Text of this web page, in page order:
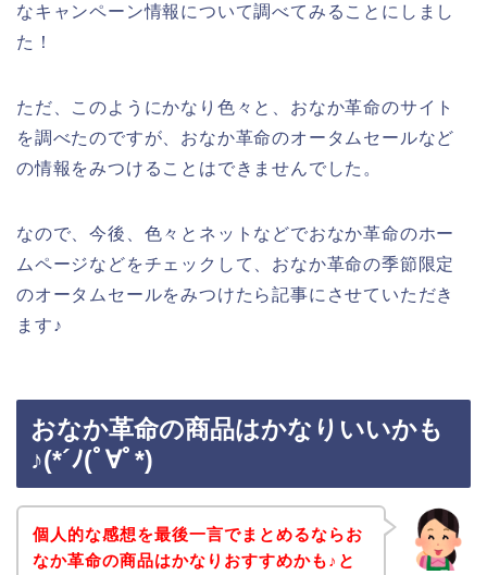
なキャンペーン情報について調べてみることにしまし
た！
ただ、このようにかなり色々と、おなか革命のサイト
を調べたのですが、おなか革命のオータムセールなど
の情報をみつけることはできませんでした。
なので、今後、色々とネットなどでおなか革命のホー
ムページなどをチェックして、おなか革命の季節限定
のオータムセールをみつけたら記事にさせていただき
ます♪
おなか革命の商品はかなりいいかも
♪(*´ﾉ(ﾟ∀ﾟ*)
個人的な感想を最後一言でまとめるならお
なか革命の商品はかなりおすすめかも♪と